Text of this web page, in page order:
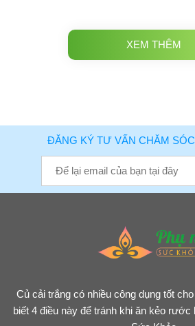
XEM THÊM
ĐĂNG KÝ TƯ VẤN CHĂM
Củ cải trắng có nhiều công dụng tốt
biết 4 điều này để tránh khi ăn kẻo